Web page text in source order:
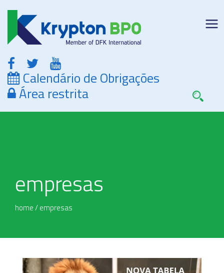
Calendário de Obrigações
Área restrita
empresas
home/empresas